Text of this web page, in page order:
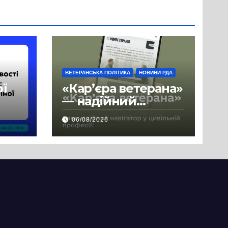
ВЕТЕРАНСЬКА ПОЛІТИКА НОВИНИ РДА
«Кар’єра ветерана»
— надійний
навігатор у
цивільній професії
06/08/2026